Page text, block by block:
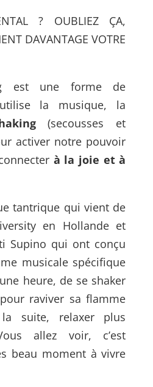
? OUBLIEZ ÇA,
DAVANTAGE VOTRE
est une forme de
la musique, la
(secousses et
activer notre pouvoir
à la joie et à
tantrique qui vient de
en Hollande et
Supino qui ont conçu
musicale spécifique
heure, de se shaker
raviver sa flamme
suite, relaxer plus
allez voir, c’est
beau moment à vivre